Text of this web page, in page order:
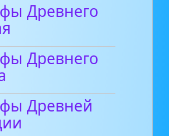
Древнего
Древнего
Древней